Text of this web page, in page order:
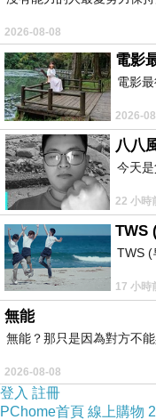
@台北小巨蛋
對於剛剛入坑沒
會超級超級超級
先從買周邊痛苦
生生的在我前一
「提醒」工作人
接喊要買兩個的
本只是半放棄的
資報酬率有點可怕
2026-08-08
電影
電影
2026-
八八
今天
22 小時
TWS
TWS (
17 小時
無能
無能？那只是因為對方不能
2026-08-08
登入 註冊
PChome首頁 線上購物